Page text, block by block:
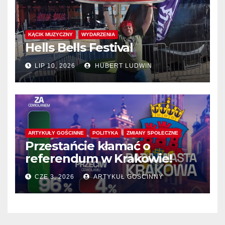
KĄCIK MUZYCZNY WYDARZENIA
Hells Bells Festival
LIP 10, 2026 HUBERT LUDWIN
ARTYKUŁY GOŚCINNE POLITYKA ZMIANY SPOŁECZNE
Przestańcie kłamać o
referendum w Krakowie!
CZE 3, 2026 ARTYKUŁ GOŚCINNY